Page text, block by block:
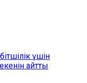
үшін
айтты